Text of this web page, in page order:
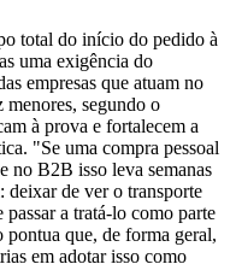
total do início do pedido à
uma exigência do
empresas que atuam no
menores, segundo o
à prova e fortalecem a
"Se uma compra pessoal
no B2B isso leva semanas
deixar de ver o transporte
a tratá-lo como parte
que, de forma geral,
em adotar isso como